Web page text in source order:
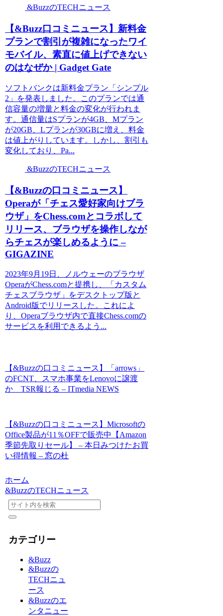
&BuzzのTECHニュース
【&Buzz口コミニュース】新料金
プランで割引が複雑になったワイ
モバイル、素直に値上げできない
のはなぜか | Gadget Gate
ソフトバンクは新料金プラン「シンプル
2」を発表しました。このプランでは通
信容量の増量と料金の変化が行われま
す。通信量はSプランが4GB、Mプラン
が20GB、Lプランが30GBに増え、料金
は値上がりしています。しかし、割引も
変化しており、Pa...
&BuzzのTECHニュース
【&Buzzの口コミニュース】
Operaが「チェス愛好家向けブラ
ウザ」をChess.comとコラボして
リリース、ブラウザを操作しなが
らチェスが楽しめるように –
GIGAZINE
2023年9月19日、ノルウェーのブラウザ
OperaがChess.comと提携し、「カスタム
チェスブラウザ」をデスクトップ版と
Android版でリリースした。これによ
り、Operaブラウザ内で直接Chess.comの
サービスを利用できるよう...
【&Buzzの口コミニュース】「arrows」
のFCNT、スマホ事業をLenovoに譲渡
か TSR報じる – ITmedia NEWS
【&Buzzの口コミニュース】Microsoftの
Office製品が11％OFFで販売中【Amazon
季節先取りセール】 – 本日みつけたお買
い得情報 – 窓の杜
ホーム
&BuzzのTECHニュース
カテゴリー
&Buzz
&Buzzの
TECHニュ
ース
&Buzzのエ
ンタニュー